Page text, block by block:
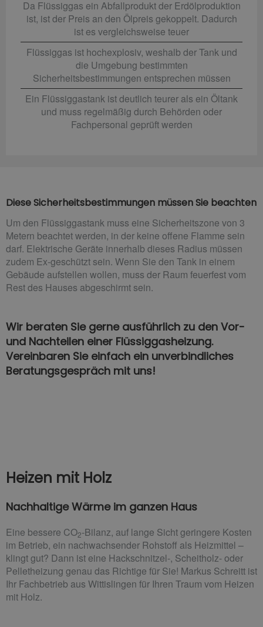
Da Flüssiggas ein Abfallprodukt der Erdölproduktion
ist, ist der Preis an den Ölpreis gekoppelt. Dadurch
ist es vergleichsweise teuer
Flüssiggas ist hochexplosiv, weshalb der Tank und
die Umgebung bestimmten
Sicherheitsbestimmungen entsprechen müssen
Ein Flüssiggastank ist deutlich teurer als ein Öltank
und muss regelmäßig durch Behörden oder
Fachpersonal geprüft werden
Diese Sicherheitsbestimmungen müssen Sie beachten
Um den Flüssiggastank muss eine Sicherheitszone von 3
Metern beachtet werden, in der keine offene Flamme sein
darf. Elektrische Geräte innerhalb dieses Radius müssen
zudem Ex-geschützt sein. Wenn Sie den Tank in einem
Gebäude aufstellen wollen, muss der Raum feuerfest vom
Rest des Hauses abgeschirmt sein.
Wir beraten Sie gerne ausführlich zu den Vor-
und Nachteilen einer Flüssiggasheizung.
Vereinbaren Sie einfach ein unverbindliches
Beratungsgespräch mit uns!
Heizen mit Holz
Nachhaltige Wärme im ganzen Haus
Eine bessere CO2-Bilanz, auf lange Sicht geringere Kosten
im Betrieb, ein nachwachsender Rohstoff als Heizmittel –
klingt gut? Dann ist eine Hackschnitzel-, Scheitholz- oder
Pelletheizung genau das Richtige für Sie! Markus Schreitt ist
Ihr Fachbetrieb aus Wittislingen für Ihren Traum vom Heizen
mit Holz.